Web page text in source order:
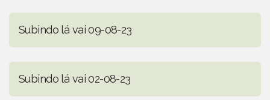
Subindo lá vai 09-08-23
Subindo lá vai 02-08-23